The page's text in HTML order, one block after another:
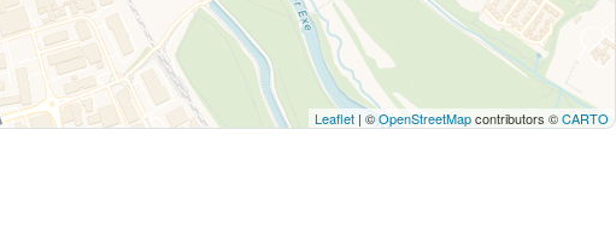
Leaflet | ©OpenStreetMapcontributors ©CARTO